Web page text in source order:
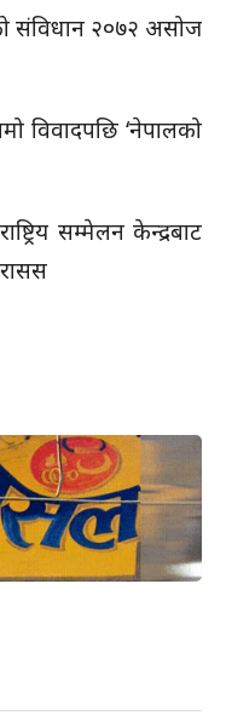
संविधान २०७२ असोज
विवादपछि ‘नेपालको
सम्मेलन केन्द्रबाट